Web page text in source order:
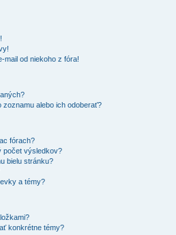
mail od niekoho z fóra!
alebo ich odoberať?
fórach?
počet výsledkov?
bielu stránku?
a témy?
konkrétne témy?